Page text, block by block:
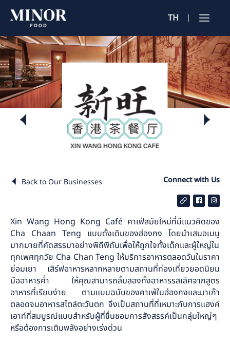
Back to Our Businesses Connect with Us
Xin Wang Hong Kong Café คาเฟ่สมัยใหม่ที่มีแนวคิดของ
Cha Chaan Teng แบบดั้งเดิมของฮ่องกง โดยนำเสนอเมนู
มากมายที่คัดสรรมาอย่างพิถีพิถันเพื่อให้ถูกใจทั้งเด็กและผู้ใหญ่ใน
ทุกเพศทุกวัย Cha Chan Teng ให้บริการอาหารตลอดวันในราคา
ย่อมเยา เสิร์ฟอาหารหลากหลายตามสถานที่ท่องเที่ยวยอดนิยม
มืออาหารค่ำ ให้คุณสามารถลิ้มลองทั้งอาหารรสเลิศจากสูตร
อาหารที่เรียบง่าย ตามแบบฉบับของคาเฟ่ในฮ่องกงและมาเก๊า
ตลอดจนอาหารสไตล์ตะวันตก จึงเป็นสถานที่ที่เหมาะกับการแฮงค์
เอาท์ที่สมบูรณ์แบบสำหรับผู้ที่ชื่นชอบการสังสรรค์เป็นกลุ่มใหญ่ๆ
หรือต้องการเติมพลังอย่างเร่งด่วน
Jobs
ตำแหน่งงาน
ค้นหาจากลักษณะ
ค้นหาจากชื่อร้าน
TH